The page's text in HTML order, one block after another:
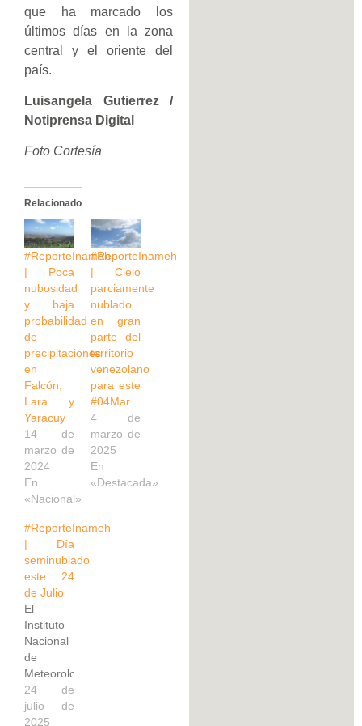
que ha marcado los
últimos días en la zona
central y el oriente del
país.
Luisangela Gutierrez /
Notiprensa Digital
Foto Cortesía
Relacionado
#ReporteInameh
| Poca
nubosidad
y baja
probabilidad
de
precipitaciones
en
Falcón,
Lara y
Yaracuy
14 de
marzo de
2024
En
«Nacional»
#ReporteInameh
| Cielo
parciamente
nublado
en gran
parte del
territorio
venezolano
para este
#04Mar
4 de
marzo de
2025
En
«Destacada»
#ReporteInameh
| Día
seminublado
este 24
de Julio
El
Instituto
Nacional
de
Meteorología
e
Hidrología
(INAMEH)
24 de
julio de
2025